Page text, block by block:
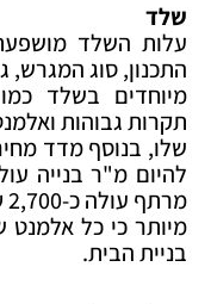
שלד
עלות השלד
התכנון, סוג המגרש,
מיוחדים בשלד כמו
תקרות גבוהות
שלו, בנוסף מדד
מיותר כי כל אלמנט
בניית הבית.